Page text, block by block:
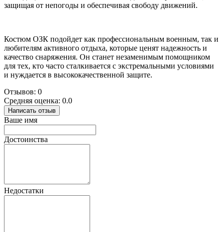
защищая от непогоды и обеспечивая свободу движений.
Костюм ОЗК подойдет как профессиональным военным, так и
любителям активного отдыха, которые ценят надежность и
качество снаряжения. Он станет незаменимым помощником
для тех, кто часто сталкивается с экстремальными условиями
и нуждается в высококачественной защите.
Отзывов: 0
Средняя оценка: 0.0
Написать отзыв
Ваше имя
Достоинства
Недостатки